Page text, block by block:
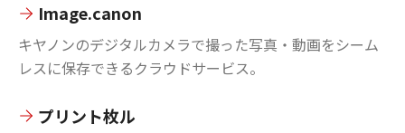
Image.canon
キヤノンのデジタルカメラで撮った写真・動画をシーム
レスに保存できるクラウドサービス。
プリント枚ル